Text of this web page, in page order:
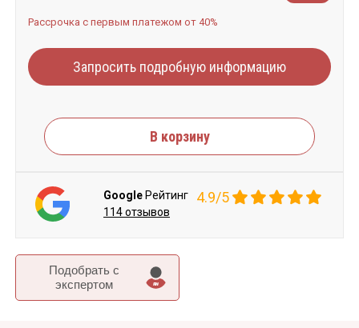
Подобрать c
экспертом
Рассрочка с первым платежом от 40%
Запросить подробную информацию
В корзину
Google Рейтинг 4.9/5
114 отзывов